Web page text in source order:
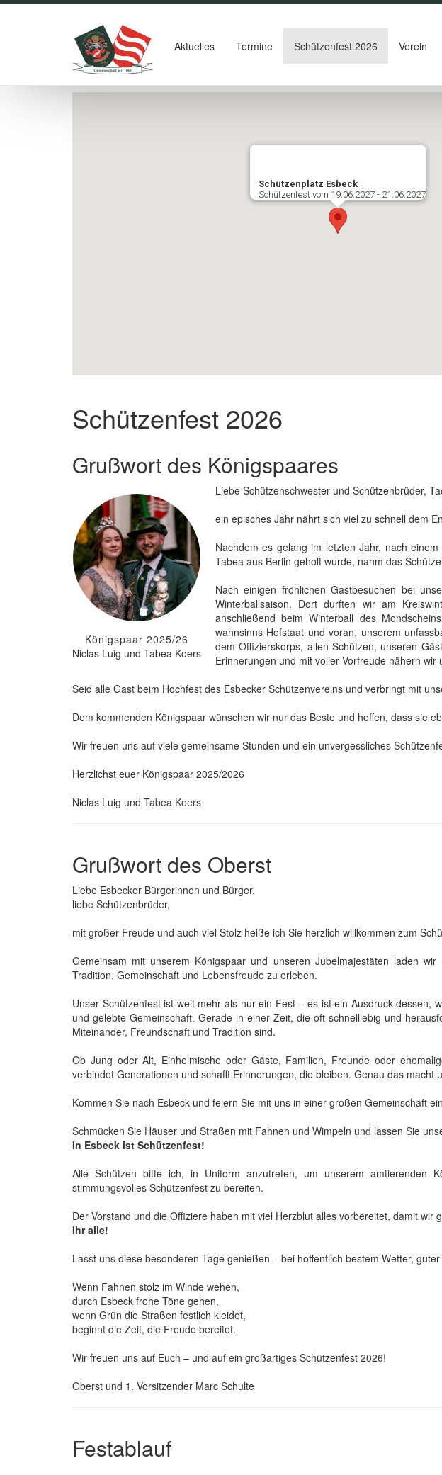
Aktuelles Termine Schützenfest 2026 Verein
Schützenplatz Esbeck
Schützenfest vom 19.06.2027 - 21.06.2027
Schützenfest 2026
Grußwort des Königspaares
Königspaar 2025/26
Niclas Luig und Tabea Koers
Liebe Schützenschwester und Schützenbrüder,
ein episches Jahr nährt sich viel zu schnell dem
Nachdem es gelang im letzten Jahr, nach
Tabea aus Berlin geholt wurde, nahm das
Nach einigen fröhlichen Gastbesuchen bei
Winterballsaison. Dort durften wir am
anschließend beim Winterball des
wahnsinns Hofstaat und voran, unserem
dem Offizierskorps, allen Schützen, unseren
Erinnerungen und mit voller Vorfreude nähern
Seid alle Gast beim Hochfest des Esbecker Schützenvereins und verbringt mit
Dem kommenden Königspaar wünschen wir nur das Beste und hoffen, dass sie
Wir freuen uns auf viele gemeinsame Stunden und ein unvergessliches
Herzlichst euer Königspaar 2025/2026
Niclas Luig und Tabea Koers
Grußwort des Oberst
Liebe Esbecker Bürgerinnen und Bürger,
liebe Schützenbrüder,
mit großer Freude und auch viel Stolz heiße ich Sie herzlich willkommen zum
Gemeinsam mit unserem Königspaar und unseren Jubelmajestäten laden
Tradition, Gemeinschaft und Lebensfreude zu erleben.
Unser Schützenfest ist weit mehr als nur ein Fest – es ist ein Ausdruck dessen,
und gelebte Gemeinschaft. Gerade in einer Zeit, die oft schnelllebig und
Miteinander, Freundschaft und Tradition sind.
Ob Jung oder Alt, Einheimische oder Gäste, Familien, Freunde oder
verbindet Generationen und schafft Erinnerungen, die bleiben. Genau das macht
Kommen Sie nach Esbeck und feiern Sie mit uns in einer großen Gemeinschaft
Schmücken Sie Häuser und Straßen mit Fahnen und Wimpeln und lassen Sie
In Esbeck ist Schützenfest!
Alle Schützen bitte ich, in Uniform anzutreten, um unserem amtierenden
stimmungsvolles Schützenfest zu bereiten.
Der Vorstand und die Offiziere haben mit viel Herzblut alles vorbereitet, damit
Ihr alle!
Lasst uns diese besonderen Tage genießen – bei hoffentlich bestem Wetter,
Wenn Fahnen stolz im Winde wehen,
durch Esbeck frohe Töne gehen,
wenn Grün die Straßen festlich kleidet,
beginnt die Zeit, die Freude bereitet.
Wir freuen uns auf Euch – und auf ein großartiges Schützenfest 2026!
Oberst und 1. Vorsitzender Marc Schulte
Festablauf